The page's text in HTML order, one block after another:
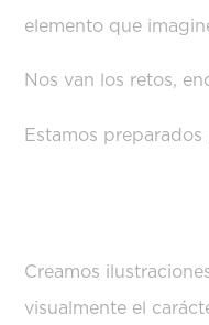
elemento que
Nos van los retos,
Estamos
Creamos
visualmente el